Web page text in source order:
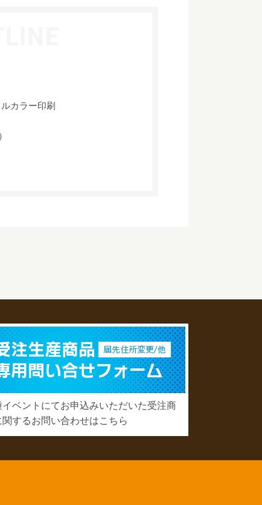
カラー印刷
イベントにてお申込みいただいた受注商
関するお問い合わせはこちら